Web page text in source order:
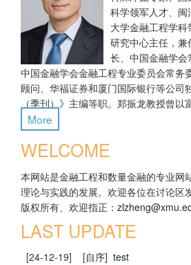
科学领军人才、
大学金融工程学
研究中心主任，
长、中国金融学会
中国金融学会金融工程专业委员会常务
顾问、华福证券和厦门国际银行等公司
（季刊）》主编等职。郑振龙教授曾以
More
WELCOME
本网站是金融工程和数量金融的专业网
理论与实践的发展。欢迎各位在讨论区
版权所有、欢迎指正：
LAST UPDATE
[24-12-19] [自序] test